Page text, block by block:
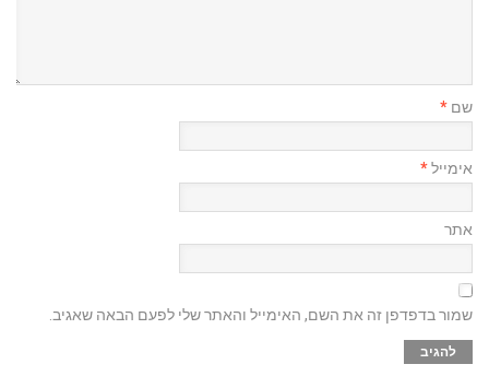
שם *
אימייל*
אתר
שמור בדפדפן זה את השם, האימייל והאתר שלי לפעם הבאה שאגיב.